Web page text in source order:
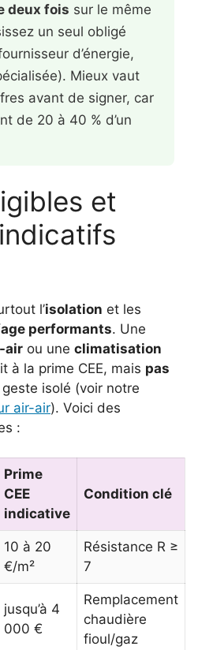
deux fois sur le même
un seul obligé
d’énergie,
Mieux vaut
avant de signer, car
de 20 à 40 % d’un
et
l’isolation et les
performants. Une
air ou une climatisation
à la prime CEE, mais pas
geste isolé (voir notre
air-air). Voici des
:
Prime
CEE
indicative
Condition clé
10 à 20
€/m²
Résistance R ≥
7
jusqu’à 4
000 €
Remplacement
chaudière
fioul/gaz